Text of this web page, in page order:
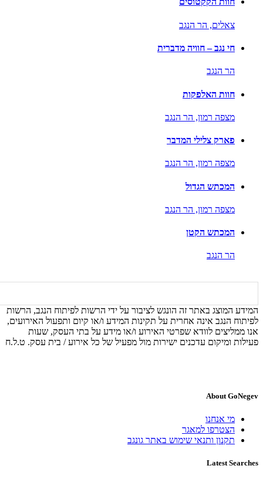
צאלים, הר הנגב
חי נגב – חוויה מדברית
הר הנגב
חוות האלפקות
מצפה רמון, הר הנגב
פארק צלילי המדבר
מצפה רמון, הר הנגב
המכתש הגדול
מצפה רמון, הר הנגב
המכתש הקטן
הר הנגב
המידע המוצג באתר זה הונגש לציבור על ידי הרשות לפיתוח הנגב, הרשות
לפיתוח הנגב אינה אחרית על תקינות המידע ו/או קיום ותפעול האירועים,
אנו ממליצים לוודא שפרטי האירוע ו/או מידע על בתי העסק, שעות
פעילות ומיקום עדכנים ישירות מול מפעיל של כל אירוע / בית עסק. ט.ל.ח
About GoNegev
מי אנחנו
הצטרפו למאגר
תקנון ותנאי שימוש באתר גונגב
Latest Searches